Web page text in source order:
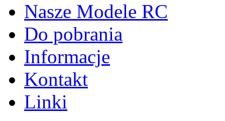
Nasze Modele RC
Do pobrania
Informacje
Kontakt
Linki